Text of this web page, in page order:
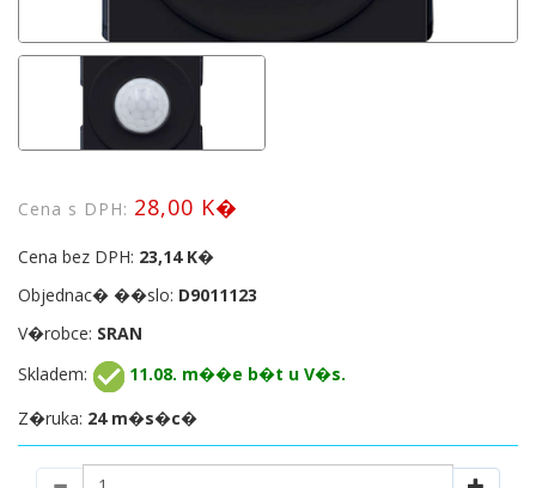
Cena s DPH: 28,00 K�
Cena bez DPH: 23,14 K�
Objednac� ��slo: D9011123
V�robce: SRAN
Skladem:
11.08. m��e b�t u V�s.
Z�ruka: 24 m�s�c�